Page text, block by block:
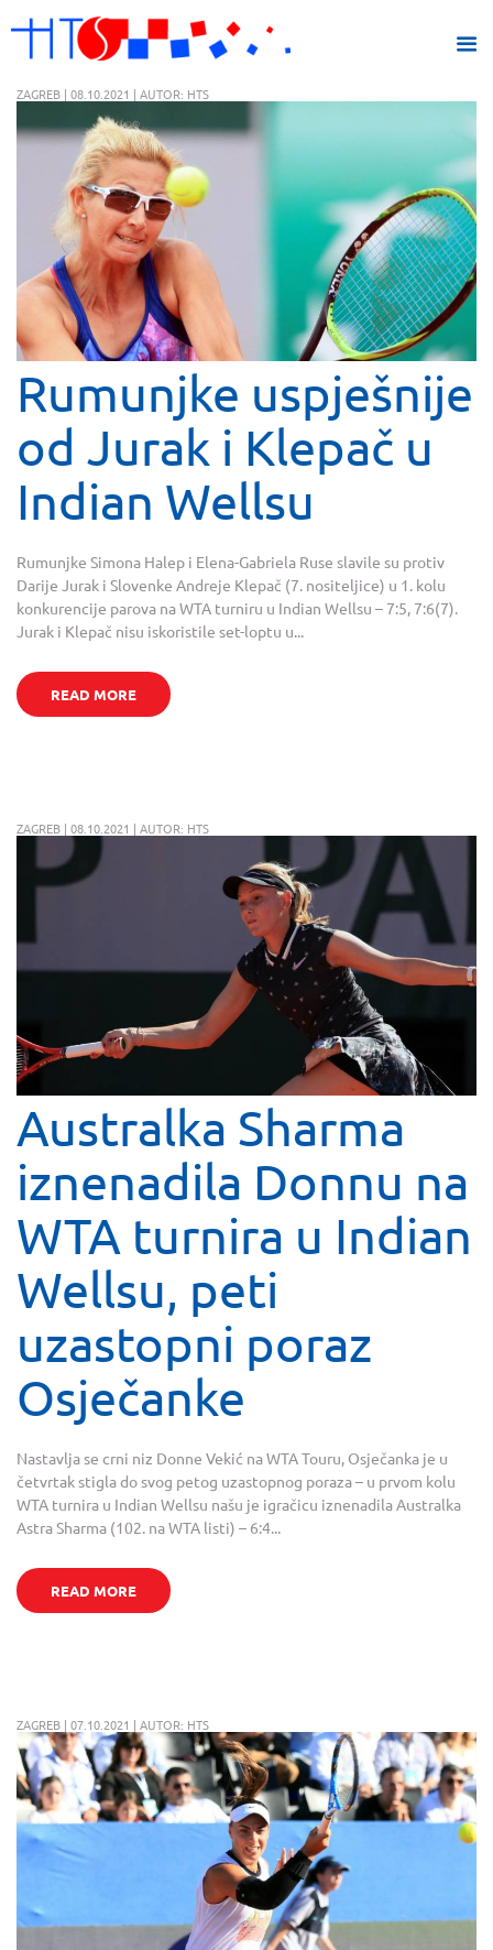
ZAGREB | 08.10.2021 | AUTOR: HTS
Rumunjke uspješnije
od Jurak i Klepač u
Indian Wellsu
Rumunjke Simona Halep i Elena-Gabriela Ruse slavile su protiv
Darije Jurak i Slovenke Andreje Klepač (7. nositeljice) u 1. kolu
konkurencije parova na WTA turniru u Indian Wellsu – 7:5, 7:6(7).
Jurak i Klepač nisu iskoristile set-loptu u...
READ MORE
ZAGREB | 08.10.2021 | AUTOR: HTS
Australka Sharma
iznenadila Donnu na
WTA turnira u Indian
Wellsu, peti
uzastopni poraz
Osječanke
Nastavlja se crni niz Donne Vekić na WTA Touru, Osječanka je u
četvrtak stigla do svog petog uzastopnog poraza – u prvom kolu
WTA turnira u Indian Wellsu našu je igračicu iznenadila Australka
Astra Sharma (102. na WTA listi) – 6:4...
READ MORE
ZAGREB | 07.10.2021 | AUTOR: HTS